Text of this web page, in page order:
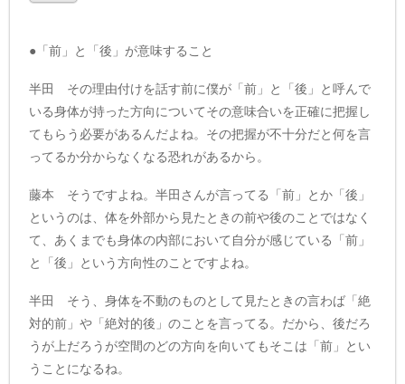
●「前」と「後」が意味すること
半田 その理由付けを話す前に僕が「前」と「後」と呼んで
いる身体が持った方向についてその意味合いを正確に把握し
てもらう必要があるんだよね。その把握が不十分だと何を言
ってるか分からなくなる恐れがあるから。
藤本 そうですよね。半田さんが言ってる「前」とか「後」
というのは、体を外部から見たときの前や後のことではなく
て、あくまでも身体の内部において自分が感じている「前」
と「後」という方向性のことですよね。
半田 そう、身体を不動のものとして見たときの言わば「絶
対的前」や「絶対的後」のことを言ってる。だから、後だろ
うが上だろうが空間のどの方向を向いてもそこは「前」とい
うことになるね。